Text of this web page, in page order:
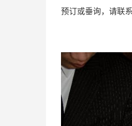
预订或垂询，请联